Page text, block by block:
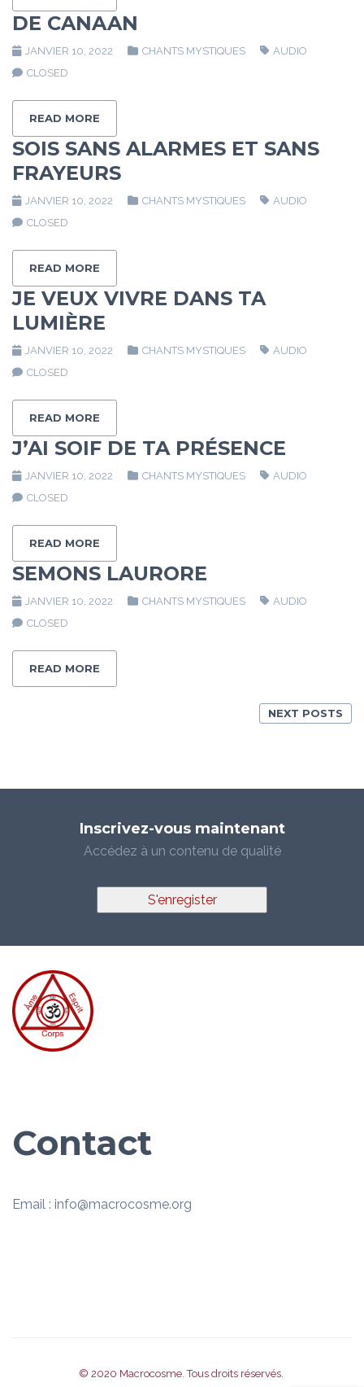
DE CANAAN
JANVIER 10, 2022 CHANTS MYSTIQUES
AUDIO
CLOSED
READ MORE
SOIS SANS ALARMES ET SANS
FRAYEURS
JANVIER 10, 2022 CHANTS MYSTIQUES
AUDIO
CLOSED
READ MORE
JE VEUX VIVRE DANS TA
LUMIÈRE
JANVIER 10, 2022 CHANTS MYSTIQUES
AUDIO
CLOSED
READ MORE
J’AI SOIF DE TA PRÉSENCE
JANVIER 10, 2022 CHANTS MYSTIQUES
AUDIO
CLOSED
READ MORE
SEMONS LAURORE
JANVIER 10, 2022 CHANTS MYSTIQUES
AUDIO
CLOSED
READ MORE
NEXT POSTS
Inscrivez-vous maintenant
Accédez à un contenu de qualité
S'enregister
Contact
Email : info@macrocosme.org
© 2020 Macrocosme. Tous droits réservés.